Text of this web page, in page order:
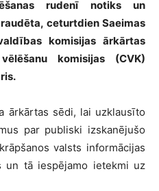
rudenī notiks un
ceturtdien Saeimas
komisijas ārkārtas
komisijas (CVK)
ārkārtas sēdi, lai uzklausīto
par publiski izskanējušo
valsts informācijas
un tā iespējamo ietekmi uz